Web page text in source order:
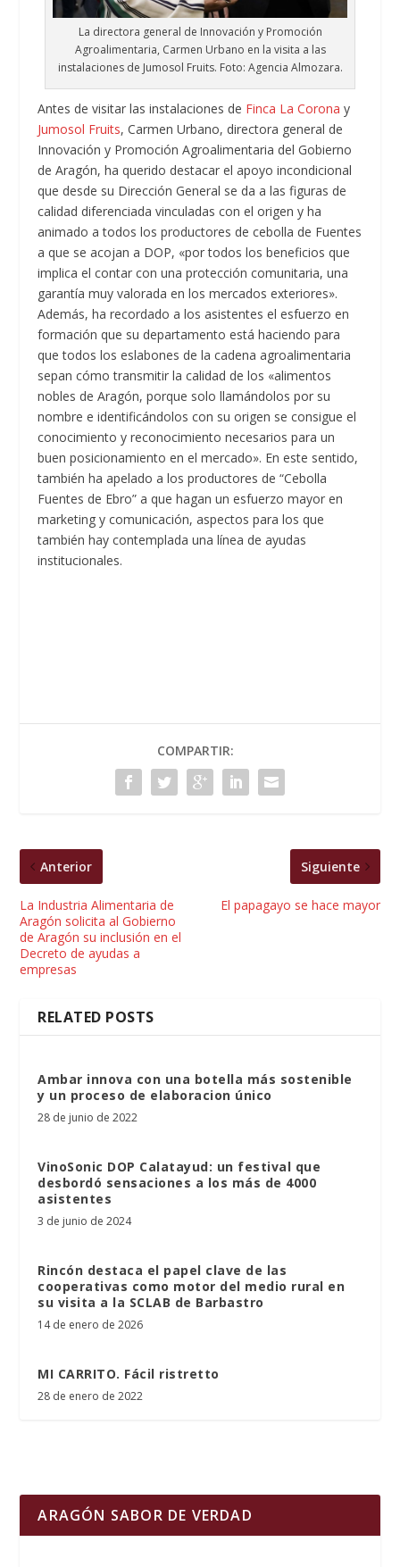
La directora general de Innovación y Promoción
Agroalimentaria, Carmen Urbano en la visita a las
instalaciones de Jumosol Fruits. Foto: Agencia Almozara.
Antes de visitar las instalaciones de Finca La Corona y
Jumosol Fruits, Carmen Urbano, directora general de
Innovación y Promoción Agroalimentaria del Gobierno
de Aragón, ha querido destacar el apoyo incondicional
que desde su Dirección General se da a las figuras de
calidad diferenciada vinculadas con el origen y ha
animado a todos los productores de cebolla de Fuentes
a que se acojan a DOP, «por todos los beneficios que
implica el contar con una protección comunitaria, una
garantía muy valorada en los mercados exteriores».
Además, ha recordado a los asistentes el esfuerzo en
formación que su departamento está haciendo para
que todos los eslabones de la cadena agroalimentaria
sepan cómo transmitir la calidad de los «alimentos
nobles de Aragón, porque solo llamándolos por su
nombre e identificándolos con su origen se consigue el
conocimiento y reconocimiento necesarios para un
buen posicionamiento en el mercado». En este sentido,
también ha apelado a los productores de “Cebolla
Fuentes de Ebro” a que hagan un esfuerzo mayor en
marketing y comunicación, aspectos para los que
también hay contemplada una línea de ayudas
institucionales.
COMPARTIR:
Anterior
La Industria Alimentaria de
Aragón solicita al Gobierno
de Aragón su inclusión en el
Decreto de ayudas a
empresas
Siguiente
El papagayo se hace mayor
RELATED POSTS
Ambar innova con una botella más sostenible
y un proceso de elaboracion único
28 de junio de 2022
VinoSonic DOP Calatayud: un festival que
desbordó sensaciones a los más de 4000
asistentes
3 de junio de 2024
Rincón destaca el papel clave de las
cooperativas como motor del medio rural en
su visita a la SCLAB de Barbastro
14 de enero de 2026
MI CARRITO. Fácil ristretto
28 de enero de 2022
ARAGÓN SABOR DE VERDAD